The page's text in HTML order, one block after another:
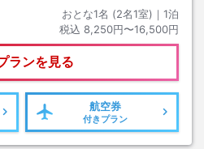
おとな1名 (2名1室)｜ 1泊
税込 8,250円〜16,500円
ランを見る
航空券
付きプラン